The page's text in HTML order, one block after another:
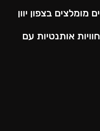
מומלצים בצפון יוון
אותנטיות עם